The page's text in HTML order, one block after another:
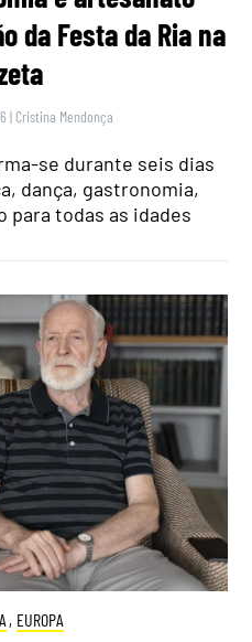
da Festa da Ria na
| Cristina Mendonça
se durante seis dias
dança, gastronomia,
para todas as idades
, EUROPA